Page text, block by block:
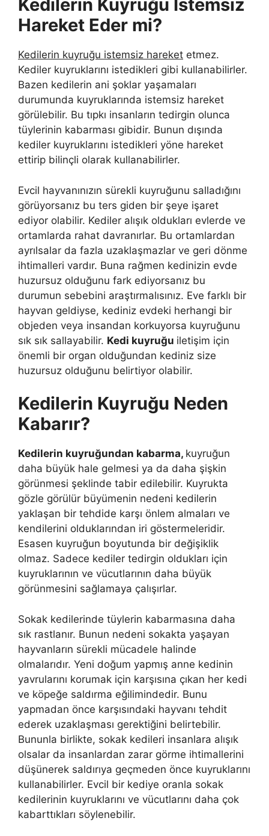
Kedilerin Kuyruğu İstemsiz
Hareket Eder mi?
Kedilerin kuyruğu istemsiz hareket etmez.
Kediler kuyruklarını istedikleri gibi kullanabilirler.
Bazen kedilerin ani şoklar yaşamaları
durumunda kuyruklarında istemsiz hareket
görülebilir. Bu tıpkı insanların tedirgin olunca
tüylerinin kabarması gibidir. Bunun dışında
kediler kuyruklarını istedikleri yöne hareket
ettirip bilinçli olarak kullanabilirler.
Evcil hayvanınızın sürekli kuyruğunu salladığını
görüyorsanız bu ters giden bir şeye işaret
ediyor olabilir. Kediler alışık oldukları evlerde ve
ortamlarda rahat davranırlar. Bu ortamlardan
ayrılsalar da fazla uzaklaşmazlar ve geri dönme
ihtimalleri vardır. Buna rağmen kedinizin evde
huzursuz olduğunu fark ediyorsanız bu
durumun sebebini araştırmalısınız. Eve farklı bir
hayvan geldiyse, kediniz evdeki herhangi bir
objeden veya insandan korkuyorsa kuyruğunu
sık sık sallayabilir. Kedi kuyruğu iletişim için
önemli bir organ olduğundan kediniz size
huzursuz olduğunu belirtiyor olabilir.
Kedilerin Kuyruğu Neden
Kabarır?
Kedilerin kuyruğundan kabarma, kuyruğun
daha büyük hale gelmesi ya da daha şişkin
görünmesi şeklinde tabir edilebilir. Kuyrukta
gözle görülür büyümenin nedeni kedilerin
yaklaşan bir tehdide karşı önlem almaları ve
kendilerini olduklarından iri göstermeleridir.
Esasen kuyruğun boyutunda bir değişiklik
olmaz. Sadece kediler tedirgin oldukları için
kuyruklarının ve vücutlarının daha büyük
görünmesini sağlamaya çalışırlar.
Sokak kedilerinde tüylerin kabarmasına daha
sık rastlanır. Bunun nedeni sokakta yaşayan
hayvanların sürekli mücadele halinde
olmalarıdır. Yeni doğum yapmış anne kedinin
yavrularını korumak için karşısına çıkan her kedi
ve köpeğe saldırma eğilimindedir. Bunu
yapmadan önce karşısındaki hayvanı tehdit
ederek uzaklaşması gerektiğini belirtebilir.
Bununla birlikte, sokak kedileri insanlara alışık
olsalar da insanlardan zarar görme ihtimallerini
düşünerek saldırıya geçmeden önce kuyruklarını
kullanabilirler. Evcil bir kediye oranla sokak
kedilerinin kuyruklarını ve vücutlarını daha çok
kabarttıkları söylenebilir.